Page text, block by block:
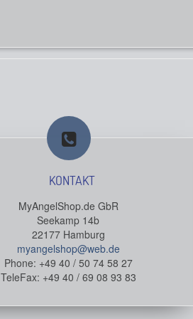
KONTAKT
MyAngelShop.de GbR
Seekamp 14b
22177 Hamburg
myangelshop@web.de
Phone: +49 40 / 50 74 58 27
TeleFax: +49 40 / 69 08 93 83